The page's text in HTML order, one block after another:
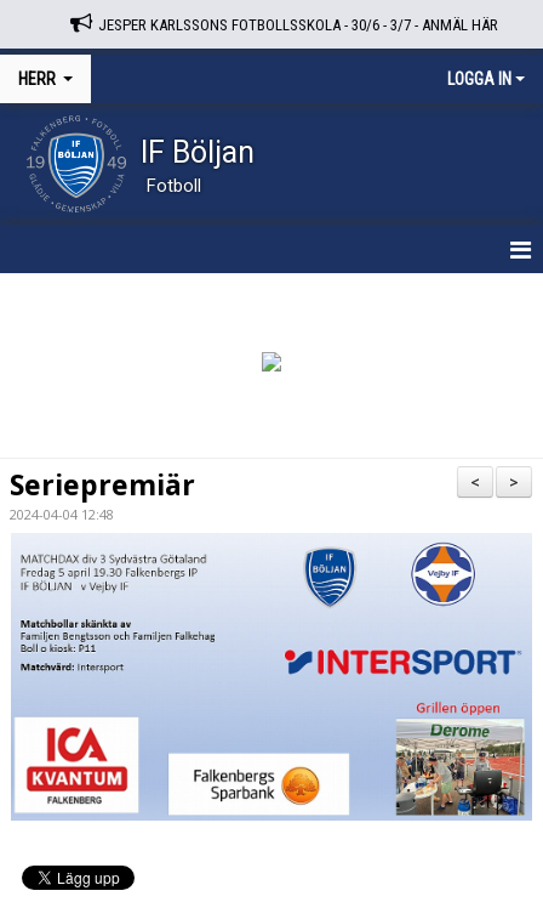
JESPER KARLSSONS FOTBOLLSSKOLA - 30/6 - 3/7 - ANMÄL HÄR
HERR LOGGA IN
IF Böljan
Fotboll
BILDGALLERI
DOKUMENT
MATCHER
>
<
Seriepremiär
2024-04-04 12:48